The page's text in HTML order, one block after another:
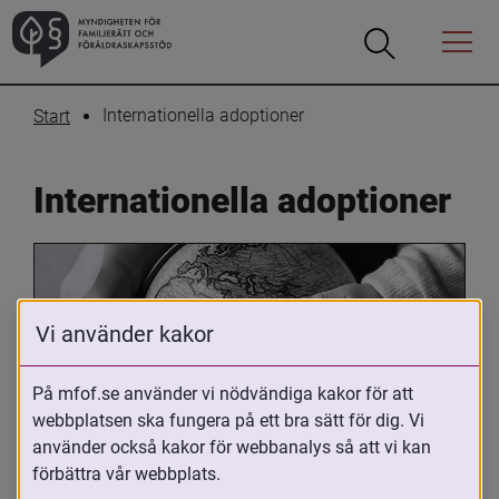
Öppna
Öppna
Menyn
Start Internationella adoptioner
Internationella adoptioner
Oavsett om du är adopterad,
adoptivförälder eller arbetar med
Vi använder kakor
På mfof.se använder vi nödvändiga kakor för att
webbplatsen ska fungera på ett bra sätt för dig. Vi
använder också kakor för webbanalys så att vi kan
förbättra vår webbplats.